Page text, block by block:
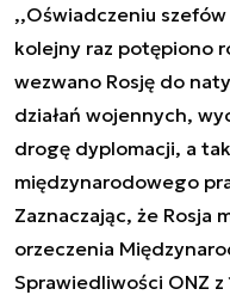
,,Oświadczeniu szefów
kolejny raz potępiono
wezwano Rosję do
działań wojennych,
drogę dyplomacji, a
międzynarodowego
Zaznaczając, że Rosja
orzeczenia
Sprawiedliwości ONZ